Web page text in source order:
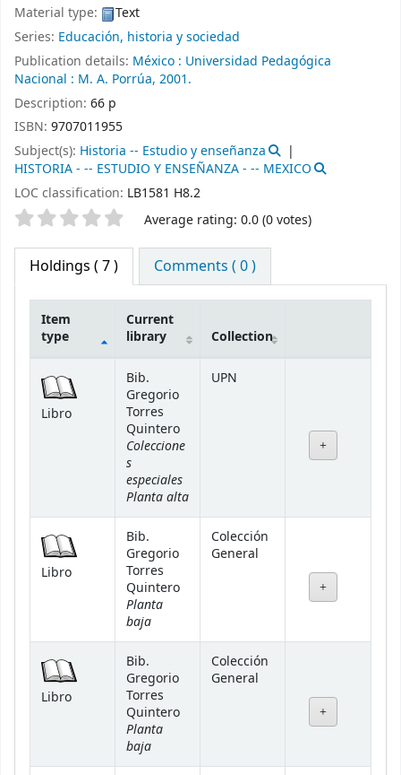
Material type:
Text
Series: Educación, historia y sociedad
Publication details: México : Universidad Pedagógica
Nacional : M. A. Porrúa, 2001.
Description: 66 p
ISBN: 9707011955
Subject(s): Historia -- Estudio y enseñanza
HISTORIA - -- ESTUDIO Y ENSEÑANZA - -- MEXICO
LOC classification: LB1581 H8.2
Star ratings Average rating: 0.0 (0 votes)
Holdings ( 7 ) Comments ( 0 )
Item
type
Current
library
Collection
Libro
Bib.
Gregorio
Torres
Quintero
Coleccione
s
especiales
Planta alta
UPN
Libro
Bib.
Gregorio
Torres
Quintero
Planta
baja
Colección
General
Libro
Bib.
Gregorio
Torres
Quintero
Planta
baja
Colección
General